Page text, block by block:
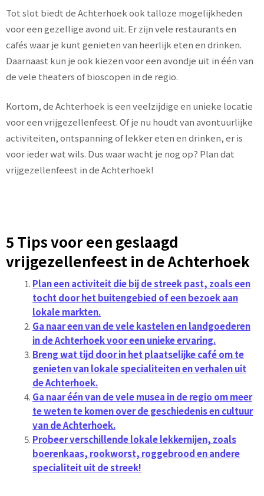
Tot slot biedt de Achterhoek ook talloze mogelijkheden
voor een gezellige avond uit. Er zijn vele restaurants en
cafés waar je kunt genieten van heerlijk eten en drinken.
Daarnaast kun je ook kiezen voor een avondje uit in één van
de vele theaters of bioscopen in de regio.
Kortom, de Achterhoek is een veelzijdige en unieke locatie
voor een vrijgezellenfeest. Of je nu houdt van avontuurlijke
activiteiten, ontspanning of lekker eten en drinken, er is
voor ieder wat wils. Dus waar wacht je nog op? Plan dat
vrijgezellenfeest in de Achterhoek!
5 Tips voor een geslaagd
vrijgezellenfeest in de Achterhoek
Plan een activiteit die bij de streek past, zoals een
tocht door het buitengebied of een bezoek aan
lokale markten.
Ga naar een van de vele kastelen en landgoederen
in de Achterhoek voor een unieke ervaring.
Breng wat tijd door in het plaatselijke café om te
genieten van lokale specialiteiten en verhalen uit
de Achterhoek.
Ga naar één van de vele musea in de regio om meer
te weten te komen over de geschiedenis en cultuur
van de Achterhoek.
Probeer verschillende lokale lekkernijen, zoals
boerenkaas, rookworst, roggebrood en andere
specialiteit uit de streek!